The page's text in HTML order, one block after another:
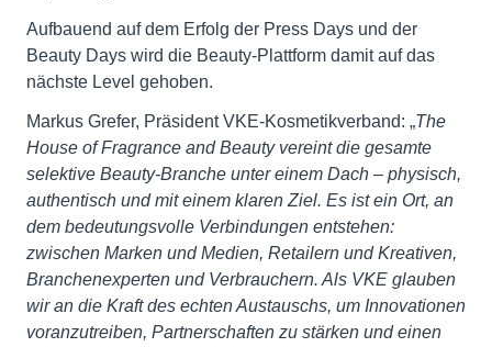
Aufbauend auf dem Erfolg der Press Days und der
Beauty Days wird die Beauty-Plattform damit auf das
nächste Level gehoben.
Markus Grefer, Präsident VKE-Kosmetikverband: „The
House of Fragrance and Beauty vereint die gesamte
selektive Beauty-Branche unter einem Dach – physisch,
authentisch und mit einem klaren Ziel. Es ist ein Ort, an
dem bedeutungsvolle Verbindungen entstehen:
zwischen Marken und Medien, Retailern und Kreativen,
Branchenexperten und Verbrauchern. Als VKE glauben
wir an die Kraft des echten Austauschs, um Innovationen
voranzutreiben, Partnerschaften zu stärken und einen